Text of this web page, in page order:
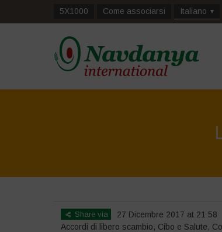
5X1000 Come associarsi Italiano
Share via
27 Dicembre 2017 at 21:58
Accordi di libero scambio, Cibo e Salute,